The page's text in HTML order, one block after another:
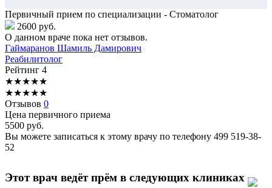
Первичный прием по специализации - Стоматолог
2600 руб.
О данном враче пока нет отзывов.
Гаймаранов Шамиль Дамирович
Реабилитолог
Рейтинг 4
★★★★★
★★★★★
Отзывов 0
Цена первичного приема
5500 руб.
Вы можете записаться к этому врачу по телефону 499 519-38-
52
Этот врач ведёт прём в следующих клиниках